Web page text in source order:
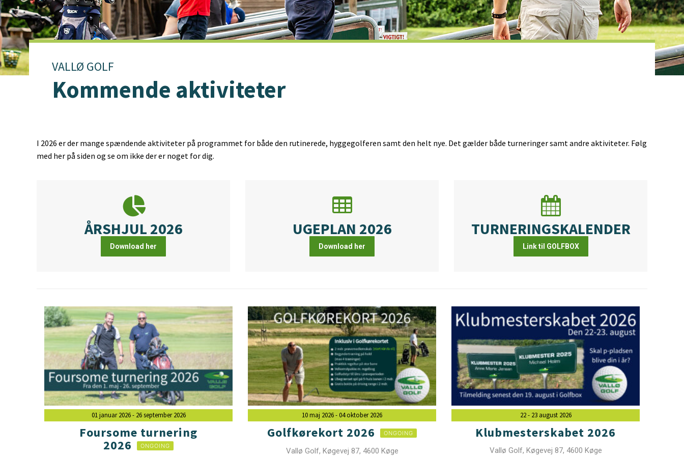
VALLØ GOLF
Kommende aktiviteter
I 2026 er der mange spændende aktiviteter på programmet for både den rutinerede, hyggegolferen samt den helt nye. Det gælder både turneringer samt andre aktiviteter. Følg
med her på siden og se om ikke der er noget for dig.
ÅRSHJUL 2026
Download her
UGEPLAN 2026
Download her
TURNERINGSKALENDER
Link til GOLFBOX
01 januar 2026- 26 september 2026
Foursome turnering
2026
ONGOING
10 maj 2026- 04 oktober 2026
Golfkørekort 2026 ONGOING
Vallø Golf, Køgevej 87, 4600 Køge
22 - 23 august 2026
Klubmesterskabet 2026
Vallø Golf, Køgevej 87, 4600 Køge